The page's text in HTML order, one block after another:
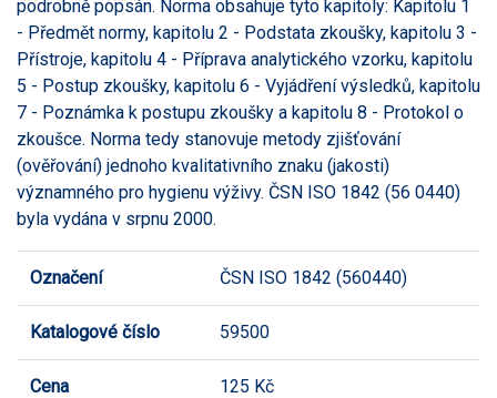
podrobně popsán. Norma obsahuje tyto kapitoly: Kapitolu 1
- Předmět normy, kapitolu 2 - Podstata zkoušky, kapitolu 3 -
Přístroje, kapitolu 4 - Příprava analytického vzorku, kapitolu
5 - Postup zkoušky, kapitolu 6 - Vyjádření výsledků, kapitolu
7 - Poznámka k postupu zkoušky a kapitolu 8 - Protokol o
zkoušce. Norma tedy stanovuje metody zjišťování
(ověřování) jednoho kvalitativního znaku (jakosti)
významného pro hygienu výživy. ČSN ISO 1842 (56 0440)
byla vydána v srpnu 2000.
Označení ČSN ISO 1842 (560440)
Katalogové číslo 59500
Cena 125 Kč